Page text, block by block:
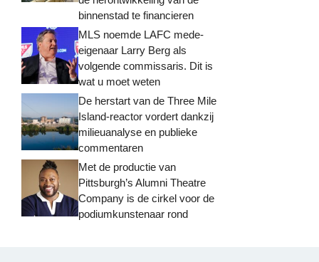
binnenstad te financieren
MLS noemde LAFC mede-
eigenaar Larry Berg als
volgende commissaris. Dit is
wat u moet weten
De herstart van de Three Mile
Island-reactor vordert dankzij
milieuanalyse en publieke
commentaren
Met de productie van
Pittsburgh’s Alumni Theatre
Company is de cirkel voor de
podiumkunstenaar rond